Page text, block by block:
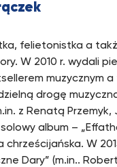
felietonistka a
W 2010 r. wydali
muzycznym
drogę
z Renatą
album –
chrześcijańska. W
Dary” (m.in..